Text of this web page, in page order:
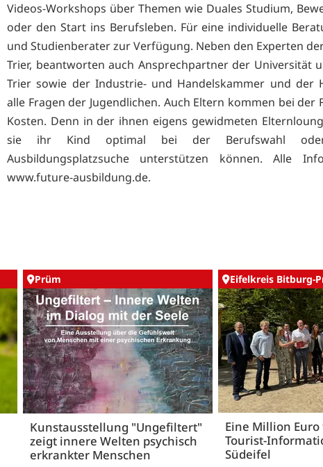
Videos-Workshops über Themen wie Duales Studium,
oder den Start ins Berufsleben. Für eine individuelle
und Studienberater zur Verfügung. Neben den Experten
Trier, beantworten auch Ansprechpartner der Universität
Trier sowie der Industrie- und Handelskammer und der
alle Fragen der Jugendlichen. Auch Eltern kommen bei der
Kosten. Denn in der ihnen eigens gewidmeten
sie ihr Kind optimal bei der Berufswahl
Ausbildungsplatzsuche unterstützen können. Alle
www.future-ausbildung.de.
Prüm
Kunstausstellung "Ungefiltert"
zeigt innere Welten psychisch
erkrankter Menschen
Eifelkreis Bitburg-
Eine Million
Tourist-
Südeifel